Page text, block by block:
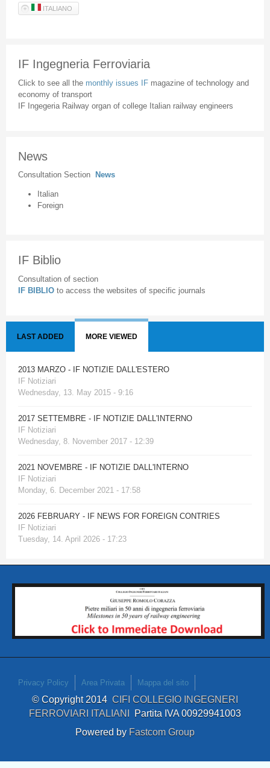
ITALIANO
IF Ingegneria Ferroviaria
Click to see all the monthly issues IF magazine of technology and
economy of transport
IF Ingegeria Railway organ of college Italian railway engineers
News
Consultation Section News
Italian
Foreign
IF Biblio
Consultation of section
IF BIBLIO to access the websites of specific journals
LAST ADDED MORE VIEWED
2013 MARZO - IF NOTIZIE DALL'ESTERO
IF Notiziari
Wednesday, 13. May 2015 - 9:16
2017 SETTEMBRE - IF NOTIZIE DALL'INTERNO
IF Notiziari
Wednesday, 8. November 2017 - 12:39
2021 NOVEMBRE - IF NOTIZIE DALL'INTERNO
IF Notiziari
Monday, 6. December 2021 - 17:58
2026 FEBRUARY - IF NEWS FOR FOREIGN CONTRIES
IF Notiziari
Tuesday, 14. April 2026 - 17:23
Privacy Policy Area Privata Mappa del sito
© Copyright 2014 CIFI COLLEGIO INGEGNERI
FERROVIARI ITALIANI Partita IVA 00929941003
Powered by Fastcom Group